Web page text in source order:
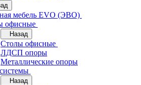
мебель EVO (ЭВО)
офисные
Назад
Cтолы офисные
ЛДСП опоры
Металлические опоры
Назад